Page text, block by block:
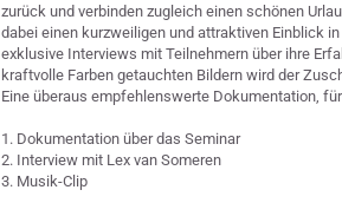
zurück und verbinden zugleich einen schönen
dabei einen kurzweiligen und attraktiven Einblick
exklusive Interviews mit Teilnehmern über ihre
kraftvolle Farben getauchten Bildern wird der
Eine überaus empfehlenswerte Dokumentation,
1. Dokumentation über das Seminar
2. Interview mit Lex van Someren
3. Musik-Clip